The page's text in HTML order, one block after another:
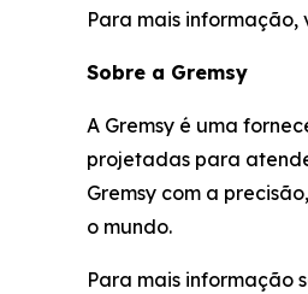
Para mais informação,
Sobre a Gremsy
A Gremsy é uma
projetadas para
Gremsy com a
o mundo.
Para mais informação